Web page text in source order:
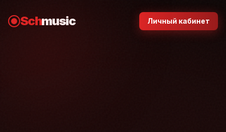
Schmusic Личный кабинет